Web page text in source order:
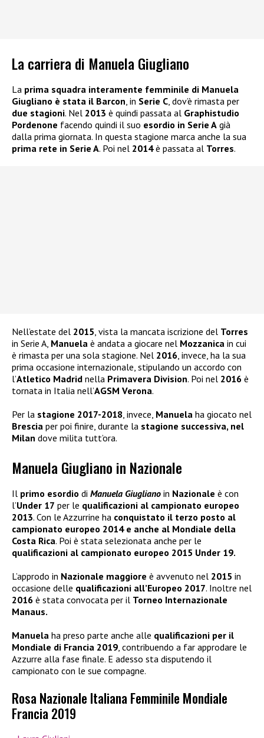
La carriera di Manuela Giugliano
La prima squadra interamente femminile di Manuela
Giugliano è stata il Barcon , in Serie C , dov’è rimasta per
due stagioni. Nel 2013 è quindi passata al Graphistudio
Pordenone facendo quindi il suo esordio in Serie A già
dalla prima giornata. In questa stagione marca anche la sua
prima rete in Serie A. Poi nel 2014è passata al Torres.
Nell’estate del 2015 , vista la mancata iscrizione del Torres
in Serie A, Manuela è andata a giocare nel Mozzanica in cui
è rimasta per una sola stagione. Nel 2016 , invece, ha la sua
prima occasione internazionale, stipulando un accordo con
l’Atletico Madrid nella Primavera Division. Poi nel 2016 è
tornata in Italia nell’AGSM Verona.
Per la stagione 2017-2018 , invece, Manuela ha giocato nel
Brescia per poi finire, durante la stagione successiva, nel
Milan dove milita tutt’ora.
Manuela Giugliano in Nazionale
Il primo esordio di Manuela Giugliano in Nazionale è con
l’Under 17 per le qualificazioni al campionato europeo
2013. Con le Azzurrine ha conquistato il terzo posto al
campionato europeo 2014 e anche al Mondiale della
Costa Rica. Poi è stata selezionata anche per le
qualificazioni al campionato europeo 2015 Under 19.
L’approdo in Nazionale maggiore è avvenuto nel 2015 in
occasione delle qualificazioni all’Europeo 2017. Inoltre nel
2016 è stata convocata per il Torneo Internazionale
Manaus.
Manuela ha preso parte anche alle qualificazioni per il
Mondiale di Francia 2019, contribuendo a far approdare le
Azzurre alla fase finale. E adesso sta disputendo il
campionato con le sue compagne.
Rosa Nazionale Italiana Femminile Mondiale
Francia 2019